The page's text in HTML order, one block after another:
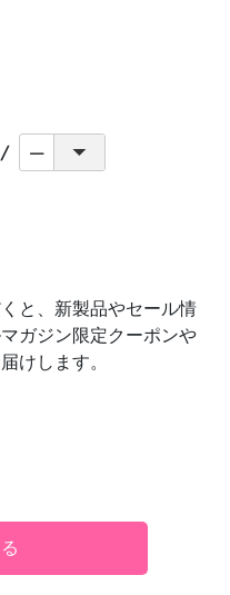
と、新製品やセール情
ガジン限定クーポンや
けします。